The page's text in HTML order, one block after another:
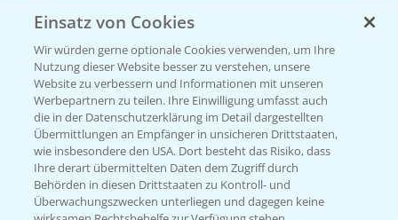
KONTAKT
Hilfe in Notfällen
T.+49 (0)214/30-20220
Einsatz von Cookies
Wir würden gerne optionale Cookies verwenden, um Ihre
Nutzung dieser Website besser zu verstehen, unsere
Website zu verbessern und Informationen mit unseren
Werbepartnern zu teilen. Ihre Einwilligung umfasst auch
die in der Datenschutzerklärung im Detail dargestellten
Übermittlungen an Empfänger in unsicheren Drittstaaten,
wie insbesondere den USA. Dort besteht das Risiko, dass
Ihre derart übermittelten Daten dem Zugriff durch
Behörden in diesen Drittstaaten zu Kontroll- und
Überwachungszwecken unterliegen und dagegen keine